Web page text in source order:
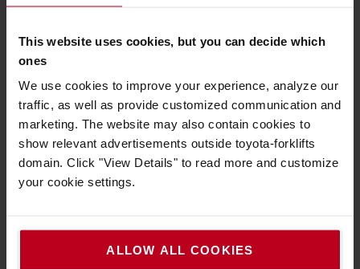
This website uses cookies, but you can decide which
ones
We use cookies to improve your experience, analyze our
traffic, as well as provide customized communication and
marketing. The website may also contain cookies to
show relevant advertisements outside toyota-forklifts
domain. Click "View Details" to read more and customize
your cookie settings.
ALLOW ALL COOKIES
Umgebungen.